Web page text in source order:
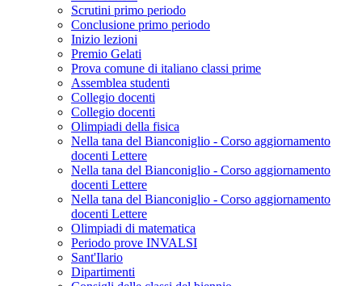
Scrutini primo periodo
Conclusione primo periodo
Inizio lezioni
Premio Gelati
Prova comune di italiano classi prime
Assemblea studenti
Collegio docenti
Collegio docenti
Olimpiadi della fisica
Nella tana del Bianconiglio - Corso aggiornamento
docenti Lettere
Nella tana del Bianconiglio - Corso aggiornamento
docenti Lettere
Nella tana del Bianconiglio - Corso aggiornamento
docenti Lettere
Olimpiadi di matematica
Periodo prove INVALSI
Sant'Ilario
Dipartimenti